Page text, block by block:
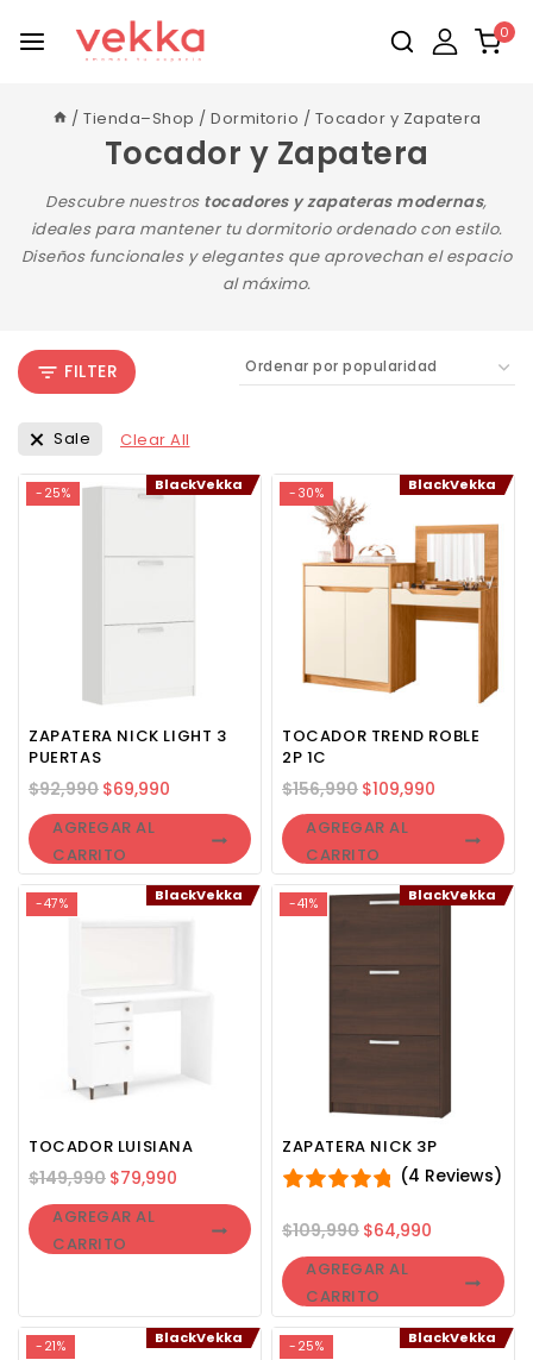
0
/ Tienda–Shop / Dormitorio / Tocador y Zapatera
Tocador y Zapatera
Descubre nuestros tocadores y zapateras modernas,
ideales para mantener tu dormitorio ordenado con estilo.
Diseños funcionales y elegantes que aprovechan el espacio
al máximo.
FILTER
Sale Clear All
-25% BlackVekka
ZAPATERA NICK LIGHT 3
PUERTAS
$92,990 $69,990
AGREGAR AL
CARRITO
-30% BlackVekka
TOCADOR TREND ROBLE
2P 1C
$156,990 $109,990
AGREGAR AL
CARRITO
-47% BlackVekka
TOCADOR LUISIANA
$149,990 $79,990
AGREGAR AL
CARRITO
-41% BlackVekka
ZAPATERA NICK 3P
(4 Reviews)
$109,990 $64,990
AGREGAR AL
CARRITO
-21% BlackVekka -25% BlackVekka